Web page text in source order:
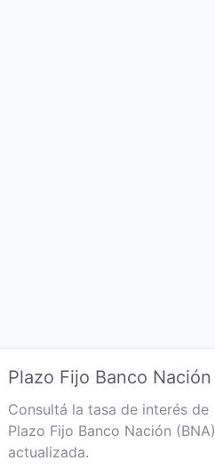
Plazo Fijo Banco Nación
Consultá la tasa de interés de
Plazo Fijo Banco Nación (BNA)
actualizada.